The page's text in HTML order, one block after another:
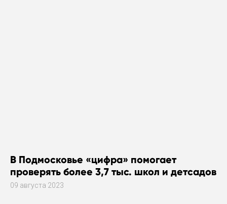
В Подмосковье «цифра» помогает
проверять более 3,7 тыс. школ и детсадов
09 августа 2023